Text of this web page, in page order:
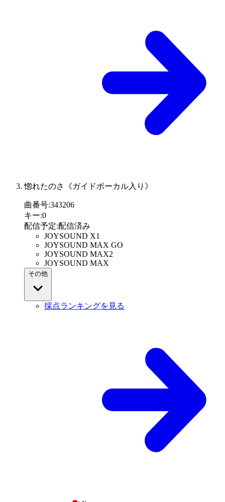
惚れたのさ《ガイドボーカル入り》
曲番号:343206
キー:0
配信予定:配信済み
JOYSOUND X1
JOYSOUND MAX GO
JOYSOUND MAX2
JOYSOUND MAX
その他
採点ランキングを見る